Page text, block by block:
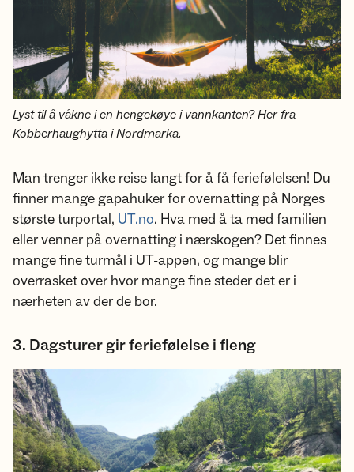
Lyst til å våkne i en hengekøye i vannkanten? Her fra
Kobberhaughytta i Nordmarka.
Man trenger ikke reise langt for å få feriefølelsen! Du
finner mange gapahuker for overnatting på Norges
største turportal, UT.no. Hva med å ta med familien
eller venner på overnatting i nærskogen? Det finnes
mange fine turmål i UT-appen, og mange blir
overrasket over hvor mange fine steder det er i
nærheten av der de bor.
3. Dagsturer gir feriefølelse i fleng